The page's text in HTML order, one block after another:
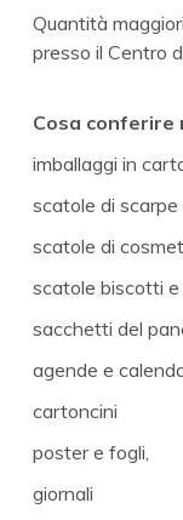
Quantità
presso il Centro
Cosa conferire
imballaggi in
scatole di
scatole di
scatole biscotti e
sacchetti del
agende e
cartoncini
poster e fogli,
giornali